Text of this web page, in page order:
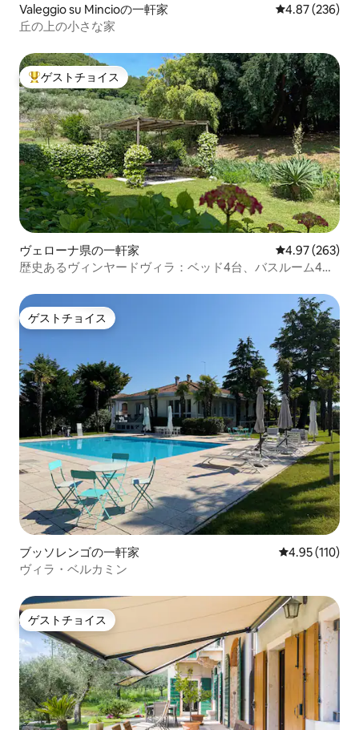
Valeggio su Mincioの一軒家 レビュー236
4.87 (236)
丘の上の小さな家
大好評のゲストチョイスです。
ゲストチョイス
ヴェローナ県の一軒家 レビュー263
4.97 (263)
歴史あるヴィンヤードヴィラ：ベッド4台、バスルーム4
ゲストチョイス
ゲストチョイス
ブッソレンゴの一軒家 レビュー110
4.95 (110)
ヴィラ・ベルカミン
ゲストチョイス
ゲストチョイス